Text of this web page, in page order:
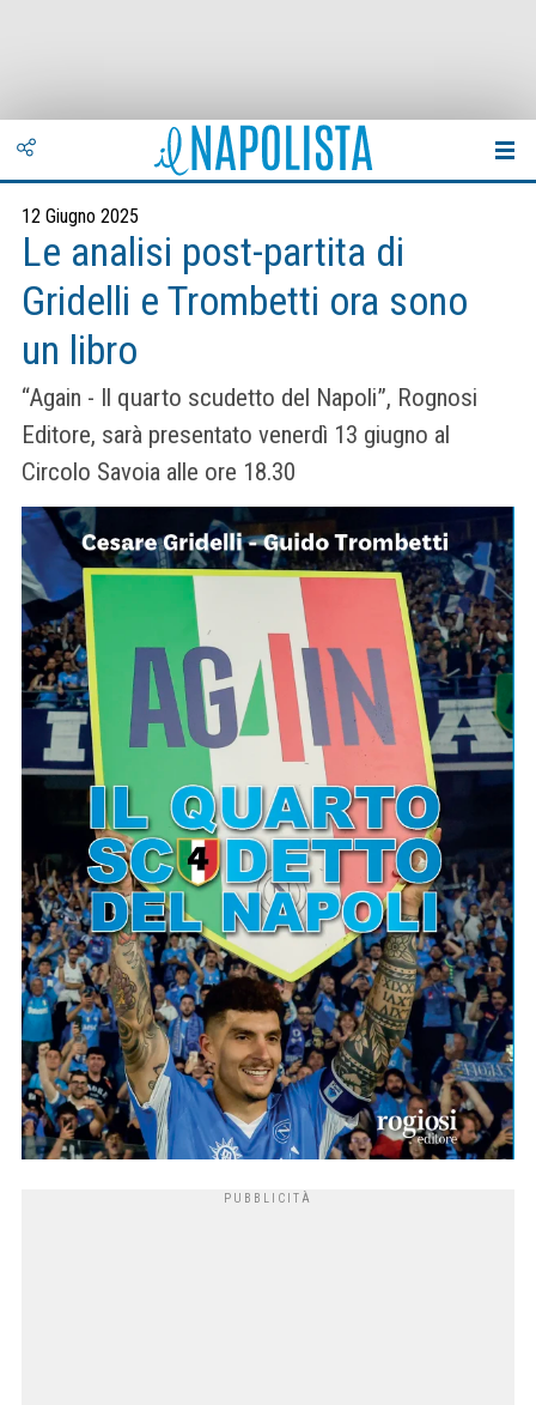
12 Giugno 2025
Le analisi post-partita di
Gridelli e Trombetti ora sono
un libro
“Again - Il quarto scudetto del Napoli”, Rognosi
Editore, sarà presentato venerdì 13 giugno al
Circolo Savoia alle ore 18.30